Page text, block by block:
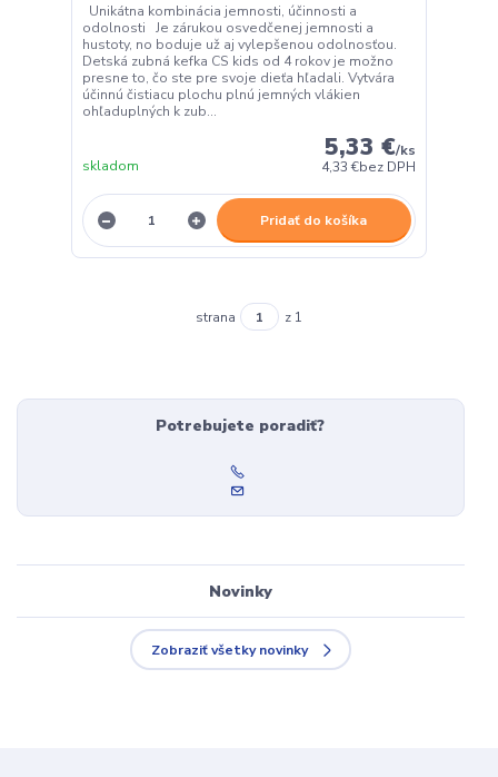
Unikátna kombinácia jemnosti, účinnosti a
odolnosti Je zárukou osvedčenej jemnosti a
hustoty, no boduje už aj vylepšenou odolnosťou.
Detská zubná kefka CS kids od 4 rokov je možno
presne to, čo ste pre svoje dieťa hľadali. Vytvára
účinnú čistiacu plochu plnú jemných vlákien
ohľaduplných k zub...
5,33 €/ks
4,33 €bez DPH
skladom
Pridať do košíka
strana z 1
Potrebujete poradiť?
Novinky
Zobraziť všetky novinky